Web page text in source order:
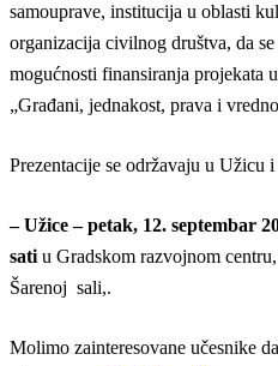
samouprave, institucija u oblasti
organizacija civilnog društva, da
mogućnosti finansiranja projekata
„Građani, jednakost, prava i
Prezentacije se održavaju u Užicu
– Užice –petak, 12. septembar
sati u Gradskom razvojnom
Šarenoj sali,.
Molimo zainteresovane učesnike